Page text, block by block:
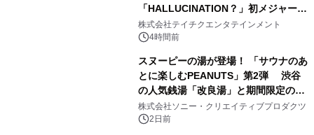
「HALLUCINATION？」初メジャー配
信リリース決定！
株式会社テイチクエンタテインメント
4時間前
スヌーピーの湯が登場！ 「サウナのあ
とに楽しむPEANUTS」第2弾 渋谷
の人気銭湯「改良湯」と期間限定のコ
ラボレーション サウナイキタイコラ
ボグッズも発売決定！
株式会社ソニー・クリエイティブプロダクツ
2日前